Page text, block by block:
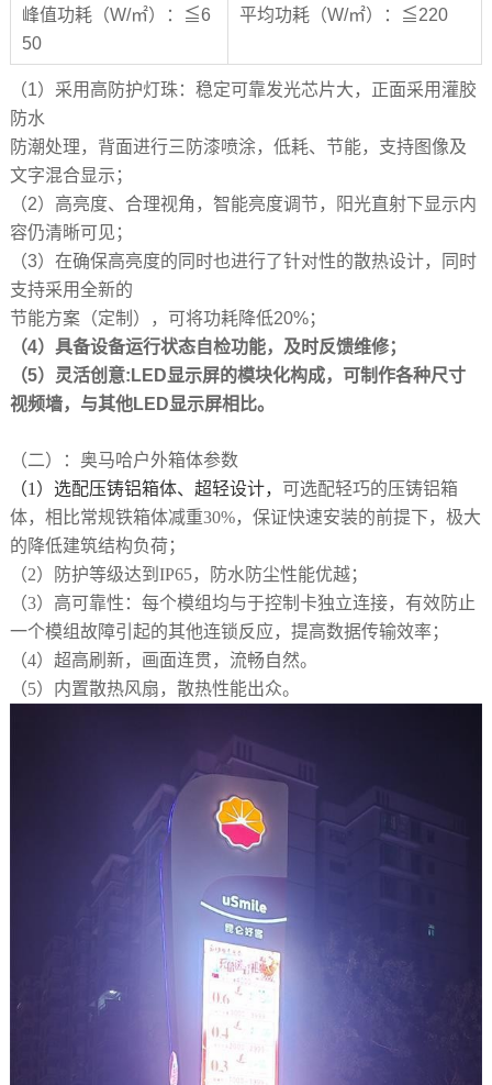
峰值功耗（W/㎡）：≦6
50
平均功耗（W/㎡）：≦220
（1）采用高防护灯珠：稳定可靠发光芯片大，正面采用灌胶
防水
防潮处理，背面进行三防漆喷涂，低耗、节能，支持图像及
文字混合显示；
（2）高亮度、合理视角，智能亮度调节，阳光直射下显示内
容仍清晰可见；
（3）在确保高亮度的同时也进行了针对性的散热设计，同时
支持采用全新的
节能方案（定制），可将功耗降低20%；
（4）具备设备运行状态自检功能，及时反馈维修；
（5）灵活创意:LED显示屏的模块化构成，可制作各种尺寸
视频墙，与其他LED显示屏相比。
（二） ： 奥马哈户外箱体参数
（1） 选配压铸铝箱体、超轻设计， 可选配轻巧的压铸铝箱
体，相比常规铁箱体减重30%，保证快速安装的前提下，极大
的降低建筑结构负荷；
（2）
防护等级达到 IP65，防水防尘性能优越；
（3） 高可靠性：每个模组均与于控制卡独立连接，有效防止
一个模组故障引起的其他连锁反应，提高数据传输效率；
（4） 超高刷新，画面连贯，流畅自然。
（5） 内置散热风扇，散热性能出众。